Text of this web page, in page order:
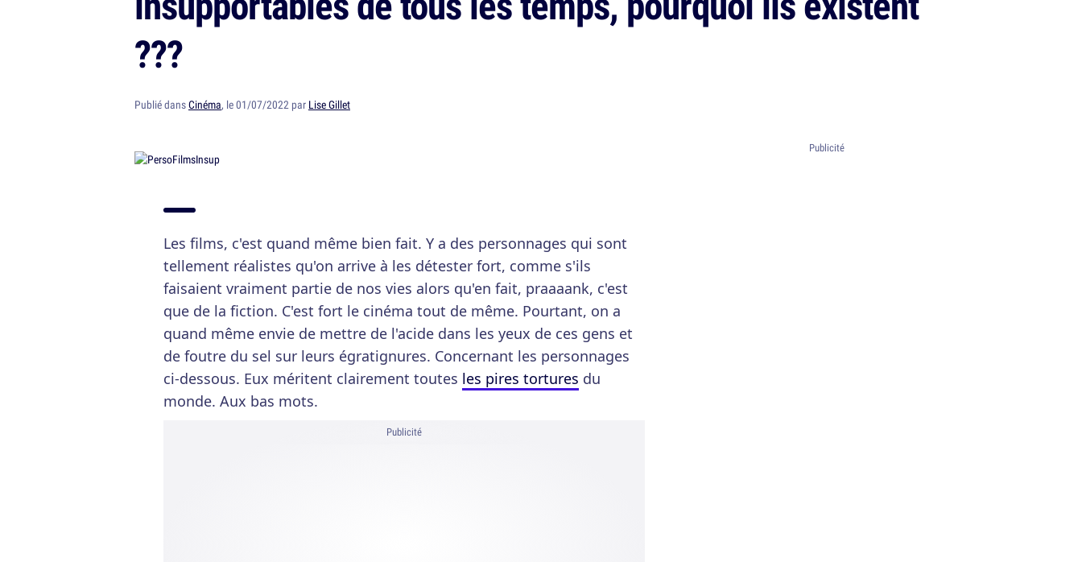
???
Publié dansCinéma, le 01/07/2022 par Lise Gillet
Les films, c'est quand même bien fait. Y a des personnages qui sont
tellement réalistes qu'on arrive à les détester fort, comme s'ils
faisaient vraiment partie de nos vies alors qu'en fait, praaaank, c'est
que de la fiction. C'est fort le cinéma tout de même. Pourtant, on a
quand même envie de mettre de l'acide dans les yeux de ces gens et
de foutre du sel sur leurs égratignures. Concernant les personnages
ci-dessous. Eux méritent clairement toutes les pires tortures du
monde. Aux bas mots.
Publicité